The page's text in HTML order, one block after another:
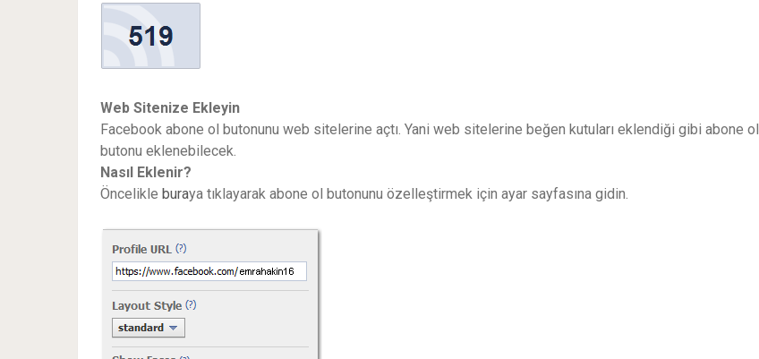
Web Sitenize Ekleyin
Facebook abone ol butonunu web sitelerine açtı. Yani web sitelerine beğen kutuları eklendiği gibi abone ol
butonu eklenebilecek.
Nasıl Eklenir?
Öncelikle buraya tıklayarak abone ol butonunu özelleştirmek için ayar sayfasına gidin.